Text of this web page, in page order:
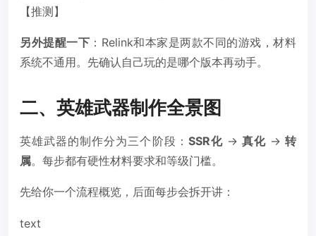
【推测】
另外提醒一下 ：Relink和本家是两款不同的游戏，材料
系统不通用。先确认自己玩的是哪个版本再动手。
二、英雄武器制作全景图
英雄武器的制作分为三个阶段： SSR化→ 真化→转
属。每步都有硬性材料要求和等级门槛。
先给你一个流程概览，后面每步会拆开讲：
text